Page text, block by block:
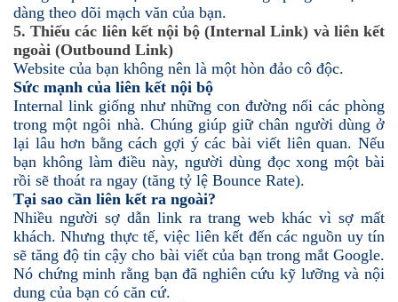
dàng theo dõi mạch văn của bạn.
5. Thiếu các liên kết nội bộ (Internal Link) và liên kết
ngoài (Outbound Link)
Website của bạn không nên là một hòn đảo cô độc.
Sức mạnh của liên kết nội bộ
Internal link giống như những con đường nối các phòng
trong một ngôi nhà. Chúng giúp giữ chân người dùng ở
lại lâu hơn bằng cách gợi ý các bài viết liên quan. Nếu
bạn không làm điều này, người dùng đọc xong một bài
rồi sẽ thoát ra ngay (tăng tỷ lệ Bounce Rate).
Tại sao cần liên kết ra ngoài?
Nhiều người sợ dẫn link ra trang web khác vì sợ mất
khách. Nhưng thực tế, việc liên kết đến các nguồn uy tín
sẽ tăng độ tin cậy cho bài viết của bạn trong mắt Google.
Nó chứng minh rằng bạn đã nghiên cứu kỹ lưỡng và nội
dung của bạn có căn cứ.